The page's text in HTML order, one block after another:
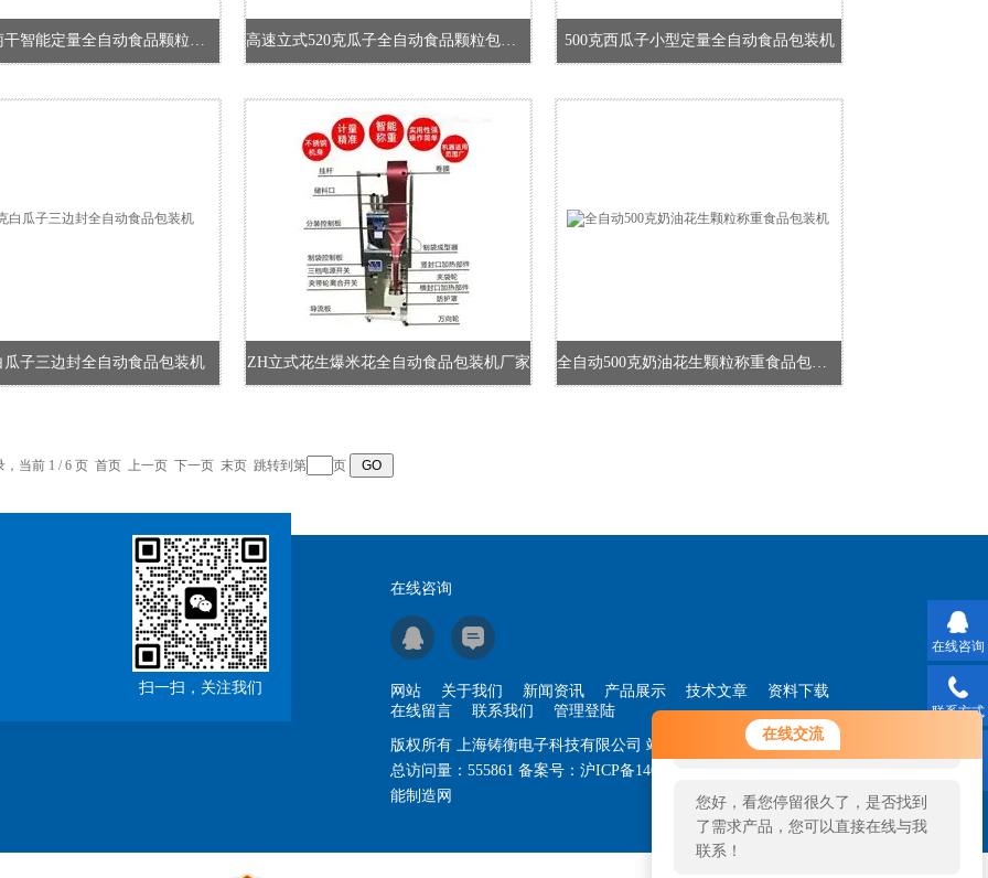
在线交流
您好！欢迎前来咨询，很高兴为您
服务，请问您要咨询什么问题呢？
您好，看您停留很久了，是否找到
了需求产品，您可以直接在线与我
联系！
260克葡萄干智能定量全自动食品颗粒包装机 高速立式520克瓜子全自动食品颗粒包装机 500克西瓜子小型定量全自动食品包装机
瓜子三边封全自动食品包装机 ZH立式花生爆米花全自动食品包装机厂家 全自动500克奶油花生颗粒称重食品包装机
，当前 1 / 6 页 首页 上一页 下一页 末页 跳转到第 页
扫一扫，关注我们
在线咨询
网站 关于我们 新闻资讯 产品展示 技术文章
资料下载
在线留言
联系我们 管理登陆
版权所有 上海铸衡电子科技有限公司 站点地图
总访问量： 555861 备案号： 沪ICP备14030360号-33
能制造网
在线咨询
联系方式